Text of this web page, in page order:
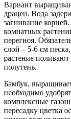
Вариант
драцен. Вода
загнивание
комнатных
перегноя.
слой – 5-6 см
растение
полутень.
Бамбук,
необходимо
комплексные
пересадку цветка